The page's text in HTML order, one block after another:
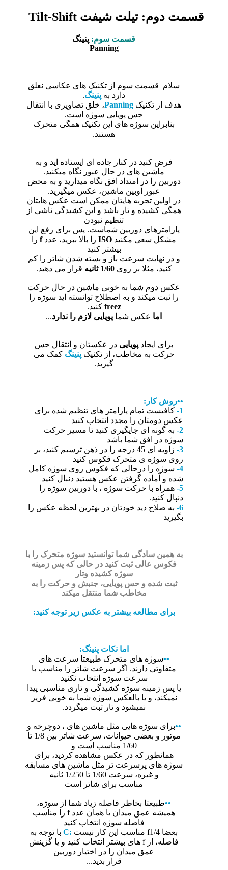
قسمت دوم: تیلت شیفت Tilt-Shift
قسمت سوم: پنینگ
Panning
سلام قسمت سوم از تکنیک های عکاسی نعلق
دارد به پنینگ.
هدف از تکنیک Panning، خلق تصاویری با انتقال
حس پویایی سوژه است.
بنابراین سوژه های این تکنیک همگی متحرک
هستند.
فرض کنید در کنار جاده ای ایستاده اید و به
ماشین های در حال عبور نگاه میکنید.
دوربین را در امتداد افق نگاه میدارید و به محض
عبور اوبین ماشین، عکس میگیرید.
در اولین تجربه هایتان ممکن است عکس هایتان
همگی کشیده و تار باشد و این کشیدگی ناشی از
تنظیم نبودن
پارامترهای دوربین شماست. پس برای رفع این
مشکل سعی مکنید ISO را بالا ببرید، عددf را
بیشتر کنید
و در نهایت سرعت باز و بسته شدن شاتر را کم
کنید، مثلا بر روی1/60 ثانیه قرار می دهید.
عکس دوم شما به خوبی ماشین در حال حرکت
را ثبت میکند و به اصطلاح توانسته اید سوژه را
freez کنید.
اما عکس شما پویایی لازم را ندارد...
برای ایجاد پویایی در عکستان و انتقال حس
حرکت به مخاطب، از تکنیکپنینگ کمک می
گیرید.
••روش کار:
1- کافیست تمام پارامتر های تنظیم شده برای
عکس دومتان را مجدد انتخاب کنید
2- به گونه ای جایگیری کنید تا مسیر حرکت
سوژه در افق شما باشد
3-
زاویه ای 45 درجه را در ذهن ترسیم کنید، بر
روی سوژه ی متحرک فکوس کنید
4- سوژه را درحالی که فکوس روی سوژه کامل
شده و آماده گرفتن عکس هستید دنبال کنید
5- همراه با حرکت سوژه ، با دوربین سوژه را
دنبال کنید.
6- به صلاح دید خودتان در بهترین لحظه عکس را
بگیرید
به همین سادگی شما توانستید سوژه متحرک را با
فکوس عالی ثبت کنید در حالی که پس زمینه
سوژه کشیده وتار
ثبت شده و حس پویایی، جنبش و حرکت را به
مخاطب شما منتقل میکند
برای مطالعه بیشتر به عکس زیر توجه کنید:
اما نکات پنینگ:
••سوژه های متحرک طبیعتا سرعت های
متفاوتی دارند. اگر سرعت شاتر را مناسب با
سرعت سوژه انتخاب نکنید
یا پس زمینه سوژه کشیدگی و تاری مناسبی پیدا
نمیکند، و یا بالعکس سوژه شما به خوبی فریز
نمیشود و تار ثبت میگردد.
••برای سوژه هایی مثل ماشین های ، دوچرخه و
موتور و بعضی حیوانات، سرعت شاتر بین 1/8 تا
1/60 مناسب است و
همانطور که در عکس مشاهده کردید، برای
سوژه های پرسرعت تر مثل ماشین های مسابقه
و غیره، سرعت 1/60 تا 1/250 ثانیه
مناسب برای شاتر است
••طبیعتا بخاطر فاصله زیاد شما از سوژه،
همیشه عمق میدان یا همان عدد f را مناسب
فاصله سوژه انتخاب کنید
بعضا f1/4 مناسب این کار نیست
:C
با توجه به
فاصله، از f های بیشتر انتخاب کنید و یا گزینش
عمق میدان را در اختیار دوربین
قرار بدید...